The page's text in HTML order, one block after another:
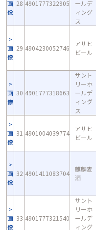
画
像
28 4901777322905
ールデ
ィング
ス
画
像
29 4904230052746
アサヒ
ビール
画
像
30 4901777318663
サント
リーホ
ールデ
ィング
ス
画
像
31 4901004039774
アサヒ
ビール
画
像
32 4901411083704
麒麟麦
酒
画
像
33 4901777321540
サント
リーホ
ールデ
ィング